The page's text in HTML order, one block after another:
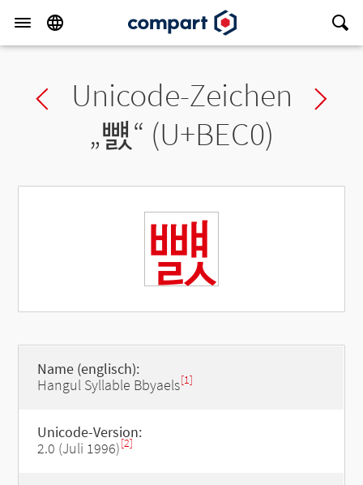
Previous char
Unicode-Zeichen
„뻀“ (U+BEC0)
뻀
Name (englisch):
Hangul Syllable Bbyaels[1]
Unicode-Version:
2.0 (Juli 1996)[2]